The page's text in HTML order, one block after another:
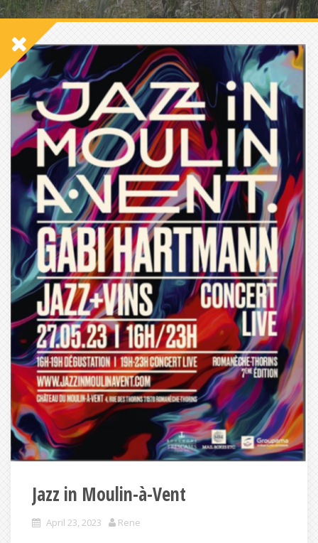
Jazz in Moulin-à-Vent
April 23, 2023 Rene